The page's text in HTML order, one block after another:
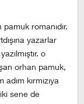
romanıdır.
yazarlar
o
orhan pamuk,
kırmızıya
sene de